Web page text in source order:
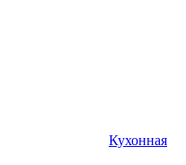
Кухонная